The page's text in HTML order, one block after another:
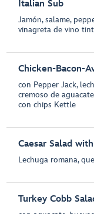
Italian Sub
Jamón, salame,
vinagreta de vino
Chicken-Bacon-
con Pepper Jack,
cremoso de
con chips Kettle
Caesar Salad
Lechuga romana,
Turkey Cobb